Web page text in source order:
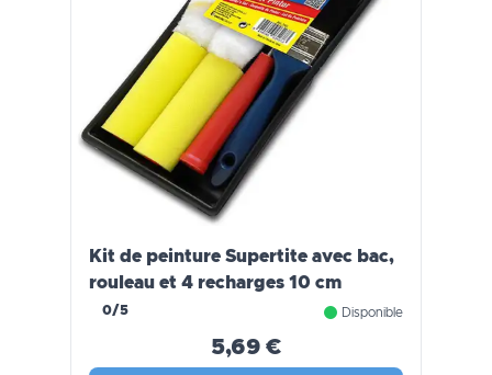
Kit de peinture Supertite avec bac,
rouleau et 4 recharges 10 cm
0/5 Disponible
5,69 €